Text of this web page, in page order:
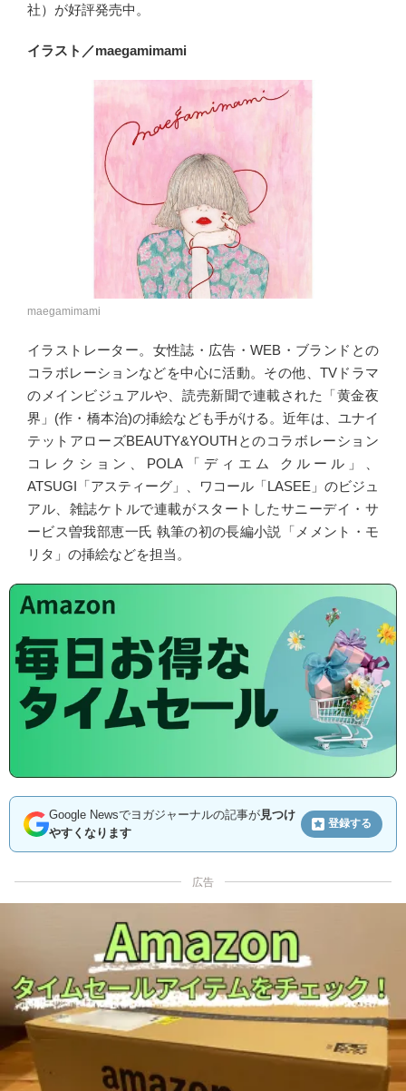
社）が好評発売中。
イラスト／maegamimami
maegamimami
イラストレーター。女性誌・広告・WEB・ブランドとの
コラボレーションなどを中心に活動。その他、TVドラマ
のメインビジュアルや、読売新聞で連載された「黄金夜
界」(作・橋本治)の挿絵なども手がける。近年は、ユナイ
テットアローズBEAUTY&YOUTHとのコラボレーション
コレクション、POLA「ディエム クルール」、
ATSUGI「アスティーグ」、ワコール「LASEE」のビジュ
アル、雑誌ケトルで連載がスタートしたサニーデイ・サ
ービス曽我部恵一氏 執筆の初の長編小説「メメント・モ
リタ」の挿絵などを担当。
Google Newsでヨガジャーナルの記事が見つけ
やすくなります
登録する
広告